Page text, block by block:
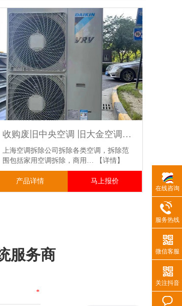
收购废旧中央空调 旧大金空调 二手制冷设备回收高价上门随叫随到
上海空调拆除公司拆除各类空调，拆除范
围包括家用空调拆除，商用…
【详情】
产品详情 马上报价
服务商
*
在线咨询
服务热线
微信客服
关注抖音